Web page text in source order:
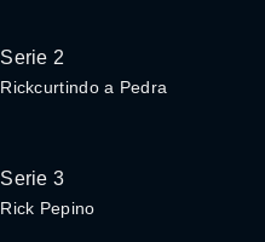
Serie 2
Rickcurtindo a Pedra
Serie 3
Rick Pepino